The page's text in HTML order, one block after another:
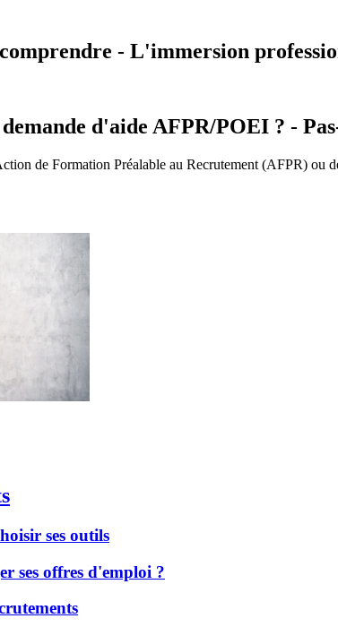
- L'immersion
d'aide AFPR/POEI ? -
de Formation Préalable au Recrutement (AFPR)
ses outils
ses offres d'emploi ?